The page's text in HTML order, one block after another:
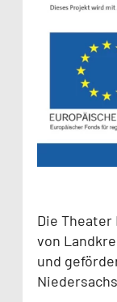
Die
von
und